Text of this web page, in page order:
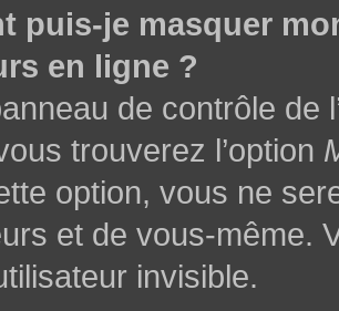
puis-je masquer
en ligne ?
de contrôle de
trouverez l’option
option, vous ne
et de vous-même.
invisible.